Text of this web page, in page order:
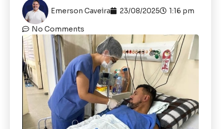
Emerson Caveira 23/08/2025 1:16 pm
No Comments